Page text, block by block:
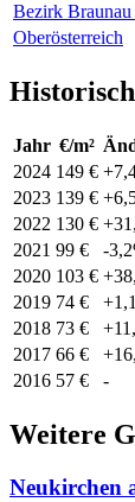
Bezirk
Oberösterreich
Jahr €/m²
2024 149 €
2023 139 €
2022 130 €
2021 99 €
-
2020 103 €
2019 74 €
2018 73 €
2017 66 €
2016 57 € -
Weitere
Neukirchen